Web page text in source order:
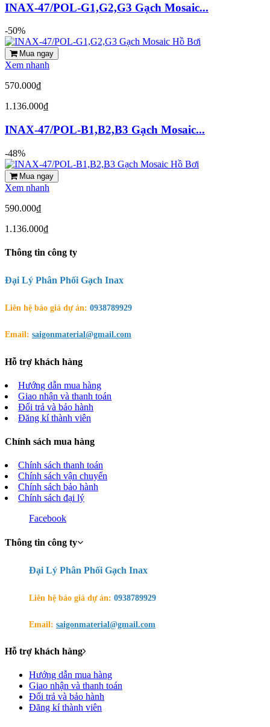
INAX-47/POL-G1,G2,G3 Gạch Mosaic...
-50%
Mua ngay
Xem nhanh
570.000₫
1.136.000₫
INAX-47/POL-B1,B2,B3 Gạch Mosaic...
-48%
Mua ngay
Xem nhanh
590.000₫
1.136.000₫
Thông tin công ty
Đại Lý Phân Phối Gạch Inax
Liên hệ báo giá dự án: 0938789929
Email: saigonmaterial@gmail.com
Hỗ trợ khách hàng
Hướng dẫn mua hàng
Giao nhận và thanh toán
Đổi trả và bảo hành
Đăng kí thành viên
Chính sách mua hàng
Chính sách thanh toán
Chính sách vận chuyển
Chính sách bảo hành
Chính sách đại lý
Facebook
Thông tin công ty
Đại Lý Phân Phối Gạch Inax
Liên hệ báo giá dự án: 0938789929
Email: saigonmaterial@gmail.com
Hỗ trợ khách hàng
Hướng dẫn mua hàng
Giao nhận và thanh toán
Đổi trả và bảo hành
Đăng kí thành viên